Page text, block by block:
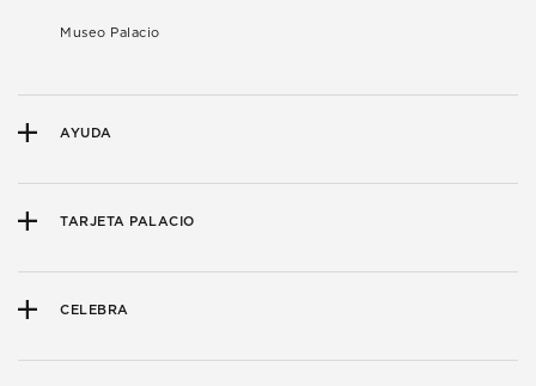
Museo Palacio
AYUDA
TARJETA PALACIO
CELEBRA